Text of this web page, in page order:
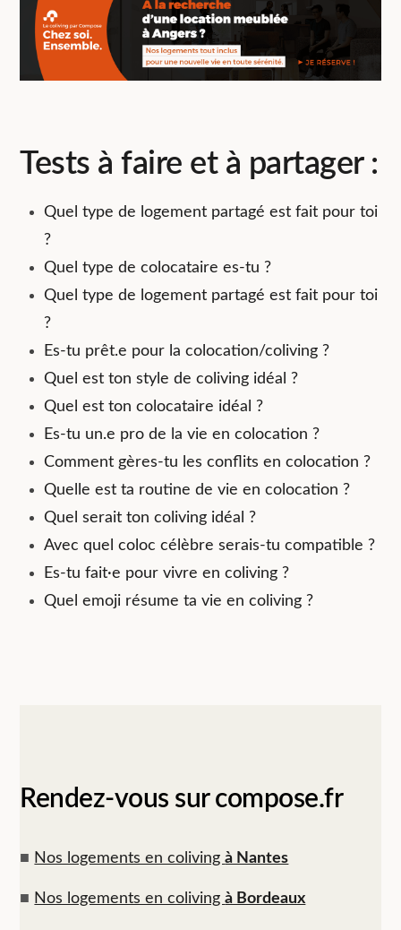
Tests à faire et à partager :
Quel type de logement partagé est fait pour toi
?
Quel type de colocataire es-tu ?
Quel type de logement partagé est fait pour toi
?
Es-tu prêt.e pour la colocation/coliving ?
Quel est ton style de coliving idéal ?
Quel est ton colocataire idéal ?
Es-tu un.e pro de la vie en colocation ?
Comment gères-tu les conflits en colocation ?
Quelle est ta routine de vie en colocation ?
Quel serait ton coliving idéal ?
Avec quel coloc célèbre serais-tu compatible ?
Es-tu fait·e pour vivre en coliving ?
Quel emoji résume ta vie en coliving ?
Rendez-vous sur compose.fr
■ Nos logements en colivingà Nantes
■ Nos logements en colivingà Bordeaux